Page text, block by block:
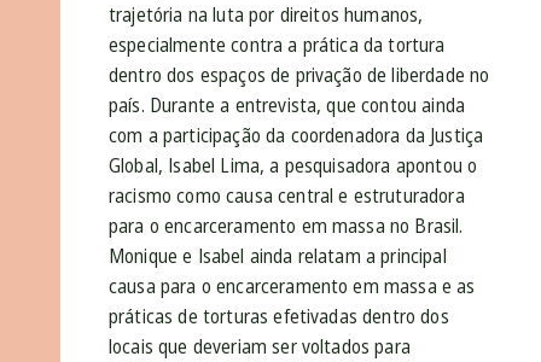
trajetória na luta por direitos humanos,
especialmente contra a prática da tortura
dentro dos espaços de privação de liberdade no
país. Durante a entrevista, que contou ainda
com a participação da coordenadora da Justiça
Global, Isabel Lima, a pesquisadora apontou o
racismo como causa central e estruturadora
para o encarceramento em massa no Brasil.
Monique e Isabel ainda relatam a principal
causa para o encarceramento em massa e as
práticas de torturas efetivadas dentro dos
locais que deveriam ser voltados para